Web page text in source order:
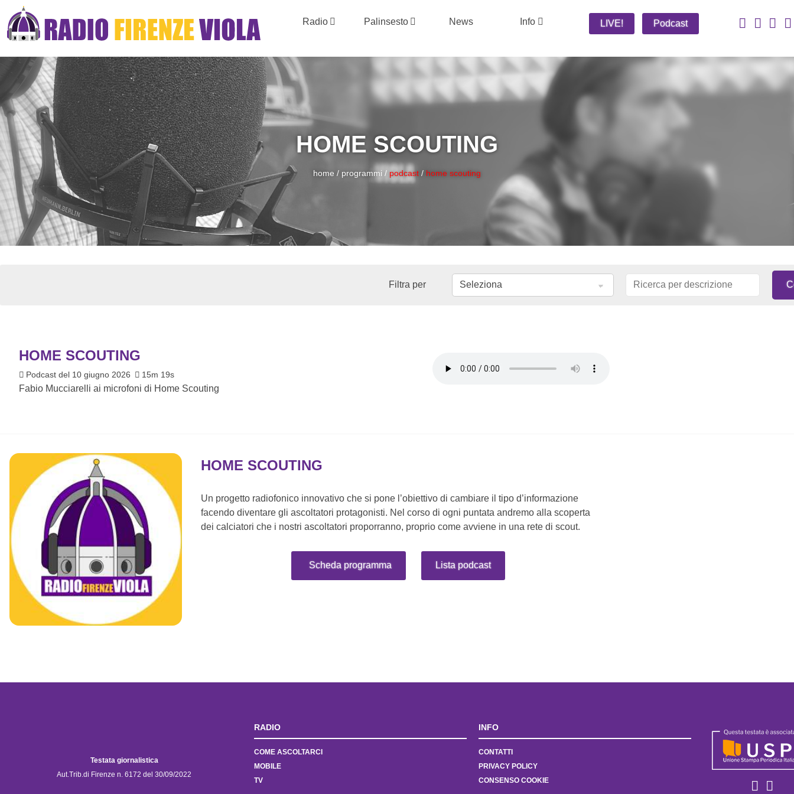
Radio Palinsesto News Info LIVE! Podcast
HOME SCOUTING
home / programmi / podcast / home scouting
Filtra per
HOME SCOUTING
Podcast del 10 giugno 2026 15m 19s
Fabio Mucciarelli ai microfoni di Home Scouting
HOME SCOUTING
Un progetto radiofonico innovativo che si pone l’obiettivo di cambiare il tipo d’informazione
facendo diventare gli ascoltatori protagonisti. Nel corso di ogni puntata andremo alla scoperta
dei calciatori che i nostri ascoltatori proporranno, proprio come avviene in una rete di scout.
Scheda programma Lista podcast
Testata giornalistica
Aut.Trib.di Firenze n. 6172 del 30/09/2022
RADIO
COME ASCOLTARCI
MOBILE
TV
INFO
CONTATTI
PRIVACY POLICY
CONSENSO COOKIE